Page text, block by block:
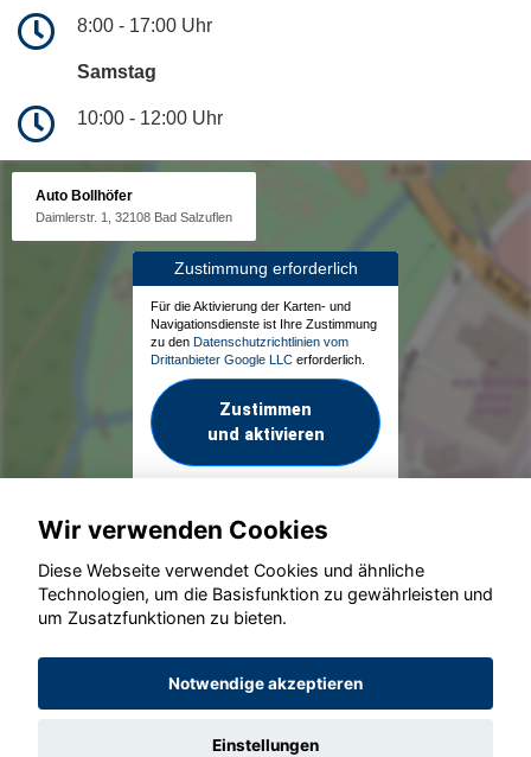
8:00 - 17:00 Uhr
Samstag
10:00 - 12:00 Uhr
Auto Bollhöfer
Daimlerstr. 1, 32108 Bad Salzuflen
Zustimmung erforderlich
Für die Aktivierung der Karten- und
Navigationsdienste ist Ihre Zustimmung
zu den Datenschutzrichtlinien vom
Drittanbieter Google LLC erforderlich.
Zustimmen
und aktivieren
© konjunkturmotor.de GmbH 2020 - 2026
Wir verwenden Cookies
Diese Webseite verwendet Cookies und ähnliche
Technologien, um die Basisfunktion zu gewährleisten und
um Zusatzfunktionen zu bieten.
Notwendige akzeptieren
Einstellungen